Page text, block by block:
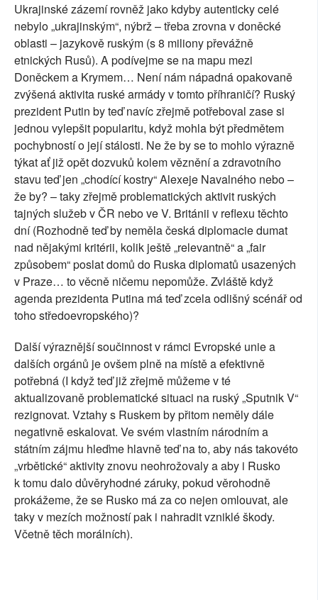
Ukrajinské zázemí rovněž jako kdyby autenticky celé
nebylo „ukrajinským“, nýbrž – třeba zrovna v doněcké
oblasti – jazykově ruským (s 8 miliony převážně
etnických Rusů). A podívejme se na mapu mezi
Doněckem a Krymem… Není nám nápadná opakovaně
zvýšená aktivita ruské armády v tomto příhraničí? Ruský
prezident Putin by teď navíc zřejmě potřeboval zase si
jednou vylepšit popularitu, když mohla být předmětem
pochybností o její stálosti. Ne že by se to mohlo výrazně
týkat ať již opět dozvuků kolem věznění a zdravotního
stavu teď jen „chodící kostry“ Alexeje Navalného nebo –
že by? – taky zřejmě problematických aktivit ruských
tajných služeb v ČR nebo ve V. Británii v reflexu těchto
dní (Rozhodně teď by neměla česká diplomacie dumat
nad nějakými kritérii, kolik ještě „relevantně“ a „fair
způsobem“ poslat domů do Ruska diplomatů usazených
v Praze… to věcně ničemu nepomůže. Zvláště když
agenda prezidenta Putina má teď zcela odlišný scénář od
toho středoevropského)?
Další výraznější součinnost v rámci Evropské unie a
dalších orgánů je ovšem plně na místě a efektivně
potřebná (I když teď již zřejmě můžeme v té
aktualizovaně problematické situaci na ruský „Sputnik V“
rezignovat. Vztahy s Ruskem by přitom neměly dále
negativně eskalovat. Ve svém vlastním národním a
státním zájmu hleďme hlavně teď na to, aby nás takovéto
„vrbětické“ aktivity znovu neohrožovaly a aby i Rusko
k tomu dalo důvěryhodné záruky, pokud věrohodně
prokážeme, že se Rusko má za co nejen omlouvat, ale
taky v mezích možností pak i nahradit vzniklé škody.
Včetně těch morálních).